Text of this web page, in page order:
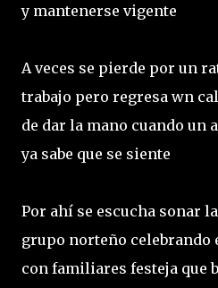
y mantenerse vigente
A veces se pierde por un
trabajo pero regresa wn
de dar la mano cuando un
ya sabe que se siente
Por ahí se escucha sonar
grupo norteño celebrando
con familiares festeja que